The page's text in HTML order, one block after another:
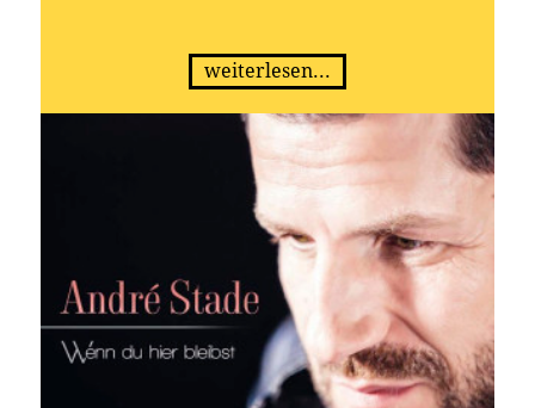
weiterlesen...